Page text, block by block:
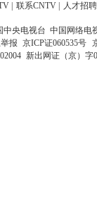
联系CNTV 人才招聘
中央电视台 中国网络电
报 京ICP证060535号
新出网证（京）